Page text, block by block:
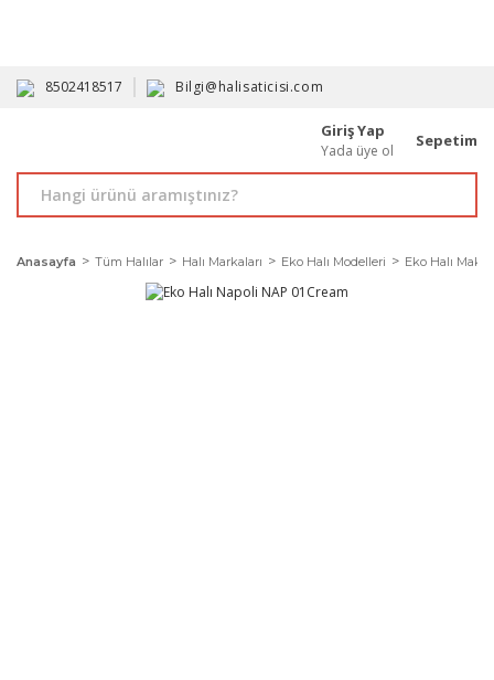
8502418517 Bilgi@halisaticisi.com
Giriş Yap
Yada üye ol
Sepetim
Anasayfa Tüm Halılar Halı Markaları Eko Halı Modelleri Eko Halı